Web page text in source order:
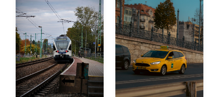
and 2026 taxi fares
under the new airport
surcharge.
rezerwacji.